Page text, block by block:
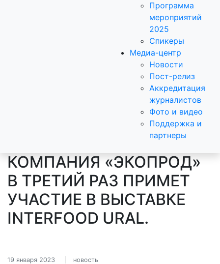
Программа
мероприятий
2025
Спикеры
Медиа-центр
Новости
Пост-релиз
Аккредитация
журналистов
Фото и видео
Поддержка и
партнеры
КОМПАНИЯ «ЭКОПРОД»
В ТРЕТИЙ РАЗ ПРИМЕТ
УЧАСТИЕ В ВЫСТАВКЕ
INTERFOOD URAL.
19 января 2023 новость